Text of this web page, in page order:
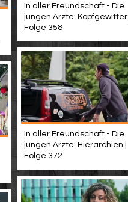
In aller Freundschaft - Die
jungen Ärzte: Kopfgewitter |
Folge 358
In aller Freundschaft - Die
jungen Ärzte: Hierarchien |
Folge 372